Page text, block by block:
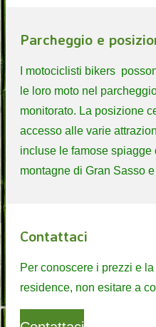
Parcheggio e
I motociclisti bikers
le loro moto nel
monitorato. La posizione
accesso alle varie
incluse le famose
montagne di Gran Sasso
Contattaci
Per conoscere i prezzi e
residence, non esitare a